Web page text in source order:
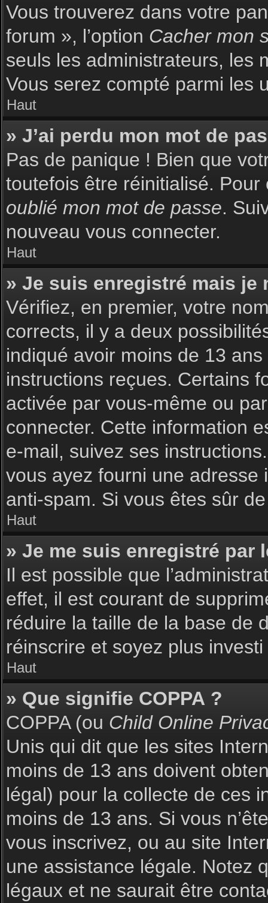
Vous trouverez dans votre
forum », l’option Cacher mon
seuls les administrateurs, les
Vous serez compté parmi les
Haut
» J’ai perdu mon mot de
Pas de panique ! Bien que
toutefois être réinitialisé.
oublié mon mot de passe.
nouveau vous connecter.
Haut
» Je suis enregistré mais je
Vérifiez, en premier, votre
corrects, il y a deux
indiqué avoir moins de 13
instructions reçues. Certains
activée par vous-même ou
connecter. Cette information
e-mail, suivez ses
vous ayez fourni une adresse
anti-spam. Si vous êtes sûr
Haut
» Je me suis enregistré par
Il est possible que
effet, il est courant de
réduire la taille de la base de
réinscrire et soyez plus
Haut
» Que signifie COPPA ?
COPPA (ou Child Online
Unis qui dit que les sites
moins de 13 ans doivent
légal) pour la collecte de ces
moins de 13 ans. Si vous
vous inscrivez, ou au site
une assistance légale. Notez
légaux et ne saurait être